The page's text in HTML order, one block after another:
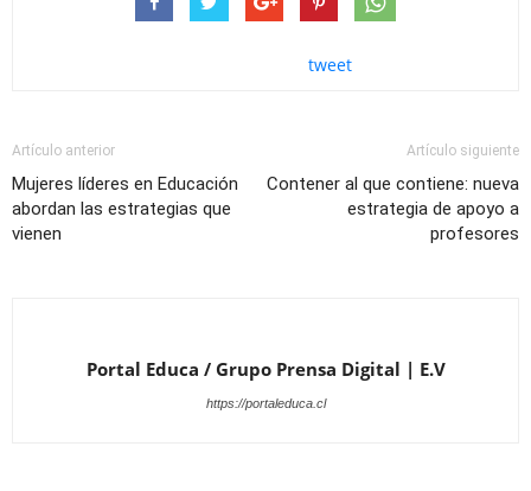
tweet
Artículo anterior
Mujeres líderes en Educación
abordan las estrategias que
vienen
Artículo siguiente
Contener al que contiene: nueva
estrategia de apoyo a
profesores
Portal Educa / Grupo Prensa Digital | E.V
https://portaleduca.cl